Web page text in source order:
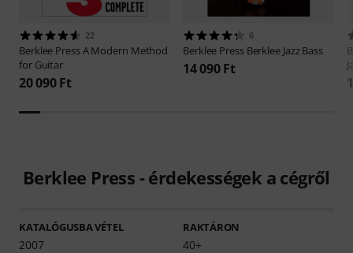
22
Berklee PressA Modern Method
for Guitar
20 090 Ft
6
Berklee Press Berklee Jazz Bass
14 090 Ft
Berklee Press - érdekességek a cégről
KATALÓGUSBA VÉTEL
2007
RAKTÁRON
40+